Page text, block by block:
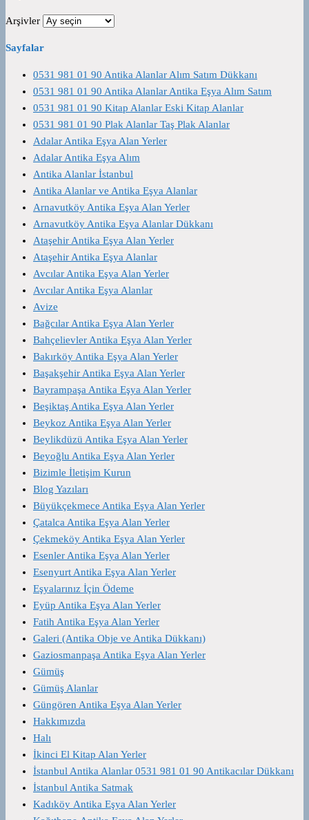
Arşivler
Sayfalar
0531 981 01 90 Antika Alanlar Alım Satım Dükkanı
0531 981 01 90 Antika Alanlar Antika Eşya Alım Satım
0531 981 01 90 Kitap Alanlar Eski Kitap Alanlar
0531 981 01 90 Plak Alanlar Taş Plak Alanlar
Adalar Antika Eşya Alan Yerler
Adalar Antika Eşya Alım
Antika Alanlar İstanbul
Antika Alanlar ve Antika Eşya Alanlar
Arnavutköy Antika Eşya Alan Yerler
Arnavutköy Antika Eşya Alanlar Dükkanı
Ataşehir Antika Eşya Alan Yerler
Ataşehir Antika Eşya Alanlar
Avcılar Antika Eşya Alan Yerler
Avcılar Antika Eşya Alanlar
Avize
Bağcılar Antika Eşya Alan Yerler
Bahçelievler Antika Eşya Alan Yerler
Bakırköy Antika Eşya Alan Yerler
Başakşehir Antika Eşya Alan Yerler
Bayrampaşa Antika Eşya Alan Yerler
Beşiktaş Antika Eşya Alan Yerler
Beykoz Antika Eşya Alan Yerler
Beylikdüzü Antika Eşya Alan Yerler
Beyoğlu Antika Eşya Alan Yerler
Bizimle İletişim Kurun
Blog Yazıları
Büyükçekmece Antika Eşya Alan Yerler
Çatalca Antika Eşya Alan Yerler
Çekmeköy Antika Eşya Alan Yerler
Esenler Antika Eşya Alan Yerler
Esenyurt Antika Eşya Alan Yerler
Eşyalarınız İçin Ödeme
Eyüp Antika Eşya Alan Yerler
Fatih Antika Eşya Alan Yerler
Galeri (Antika Obje ve Antika Dükkanı)
Gaziosmanpaşa Antika Eşya Alan Yerler
Gümüş
Gümüş Alanlar
Güngören Antika Eşya Alan Yerler
Hakkımızda
Halı
İkinci El Kitap Alan Yerler
İstanbul Antika Alanlar 0531 981 01 90 Antikacılar Dükkanı
İstanbul Antika Satmak
Kadıköy Antika Eşya Alan Yerler